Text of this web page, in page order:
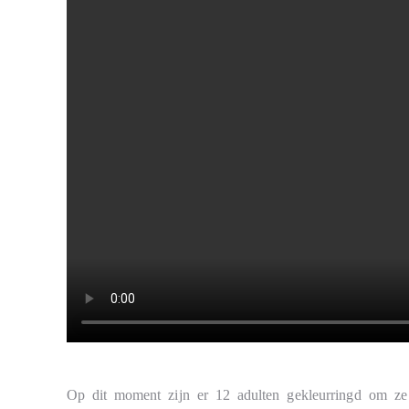
Op dit moment zijn er 12 adulten gekleurringd om